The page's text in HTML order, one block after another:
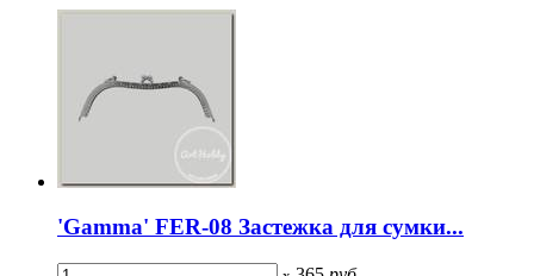
'Gamma' FER-08 Застежка для сумки...